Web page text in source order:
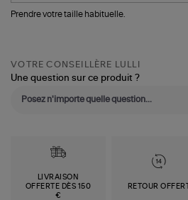
Prendre votre taille habituelle.
VOTRE CONSEILLÈRE LULLI
Une question sur ce produit ?
LIVRAISON
OFFERTE DÈS 150
€
RETOUR OFFERT